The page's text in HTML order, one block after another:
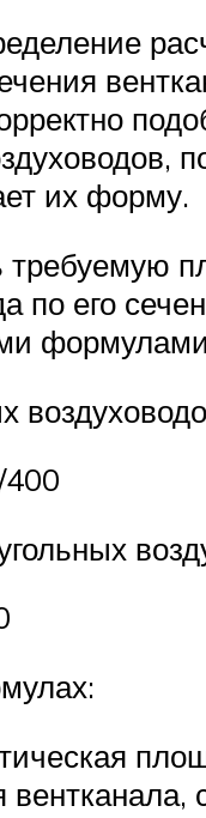
их форму.
требуемую
по его
вентканала,